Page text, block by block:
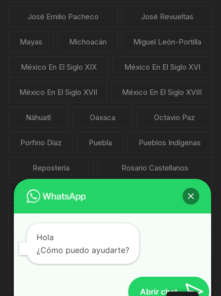
José Emilio Pacheco José Revueltas
Mayas Michoacán Miguel León-Portilla
México En El Siglo XIX México En El Siglo XVI
México En El Siglo XVII México En El Siglo XVIII
Náhuatl Oaxaca Octavio Paz
Porfirio Díaz Puebla Pueblos Indígenas
Repostería Rosario Castellanos
Salvador Novo Sopas
Xavier Villaurrutia
Hola
¿Cómo puedo ayudarte?
Abrir chat